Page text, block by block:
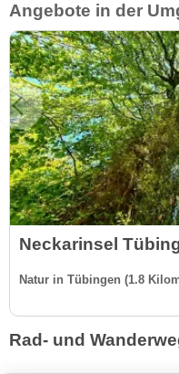
Angebote in der
Neckarinsel
Natur in Tübingen (1.8
Rad- und